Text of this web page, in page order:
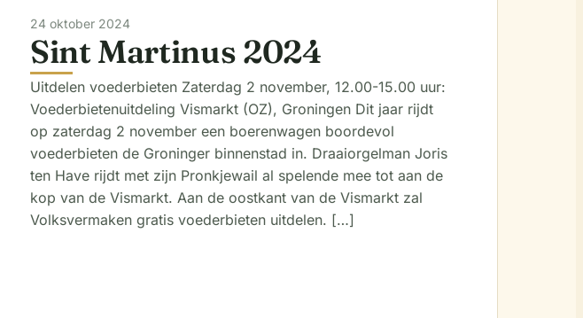
24 oktober 2024
Sint Martinus 2024
Uitdelen voederbieten Zaterdag 2 november, 12.00-15.00 uur:
Voederbietenuitdeling Vismarkt (OZ), Groningen Dit jaar rijdt
op zaterdag 2 november een boerenwagen boordevol
voederbieten de Groninger binnenstad in. Draaiorgelman Joris
ten Have rijdt met zijn Pronkjewail al spelende mee tot aan de
kop van de Vismarkt. Aan de oostkant van de Vismarkt zal
Volksvermaken gratis voederbieten uitdelen. […]